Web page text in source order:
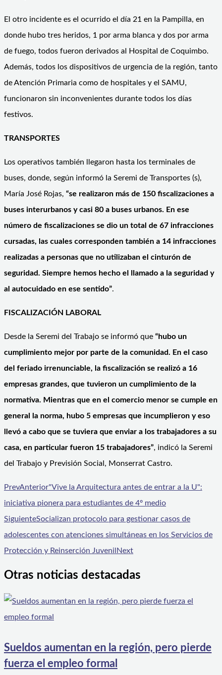
El otro incidente es el ocurrido el día 21 en la Pampilla, en
donde hubo tres heridos, 1 por arma blanca y dos por arma
de fuego, todos fueron derivados al Hospital de Coquimbo.
Además, todos los dispositivos de urgencia de la región, tanto
de Atención Primaria como de hospitales y el SAMU,
funcionaron sin inconvenientes durante todos los días
festivos.
TRANSPORTES
Los operativos también llegaron hasta los terminales de
buses, donde, según informó la Seremi de Transportes (s),
María José Rojas, “se realizaron más de 150 fiscalizaciones a
buses interurbanos y casi 80 a buses urbanos. En ese
número de fiscalizaciones se dio un total de 67 infracciones
cursadas, las cuales corresponden también a 14 infracciones
realizadas a personas que no utilizaban el cinturón de
seguridad. Siempre hemos hecho el llamado a la seguridad y
al autocuidado en ese sentido”.
FISCALIZACIÓN LABORAL
Desde la Seremi del Trabajo se informó que “hubo un
cumplimiento mejor por parte de la comunidad. En el caso
del feriado irrenunciable, la fiscalización se realizó a 16
empresas grandes, que tuvieron un cumplimiento de la
normativa. Mientras que en el comercio menor se cumple en
general la norma, hubo 5 empresas que incumplieron y eso
llevó a cabo que se tuviera que enviar a los trabajadores a su
casa, en particular fueron 15 trabajadores”, indicó la Seremi
del Trabajo y Previsión Social, Monserrat Castro.
PrevAnterior"Vive la Arquitectura antes de entrar a la U":
iniciativa pionera para estudiantes de 4º medio
SiguienteSocializan protocolo para gestionar casos de
adolescentes con atenciones simultáneas en los Servicios de
Protección y Reinserción JuvenilNext
Otras noticias destacadas
Sueldos aumentan en la región, pero pierde
fuerza el empleo formal